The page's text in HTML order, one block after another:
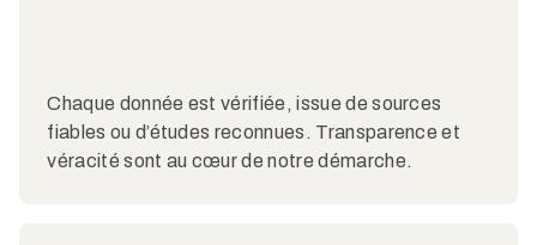
Chaque donnée est vérifiée, issue de sources
fiables ou d’études reconnues. Transparence et
véracité sont au cœur de notre démarche.